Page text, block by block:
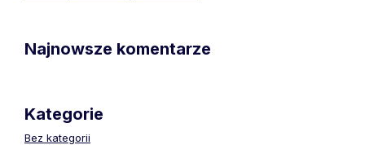
Najnowsze komentarze
Kategorie
Bez kategorii